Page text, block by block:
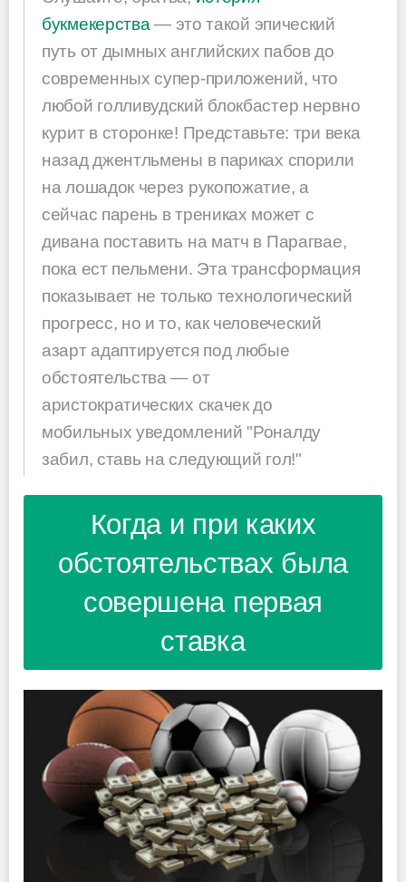
букмекерства — это такой эпический
путь от дымных английских пабов до
современных супер-приложений, что
любой голливудский блокбастер нервно
курит в сторонке! Представьте: три века
назад джентльмены в париках спорили
на лошадок через рукопожатие, а
сейчас парень в трениках может с
дивана поставить на матч в Парагвае,
пока ест пельмени. Эта трансформация
показывает не только технологический
прогресс, но и то, как человеческий
азарт адаптируется под любые
обстоятельства — от
аристократических скачек до
мобильных уведомлений "Роналду
забил, ставь на следующий гол!"
Когда и при каких
обстоятельствах была
совершена первая
ставка